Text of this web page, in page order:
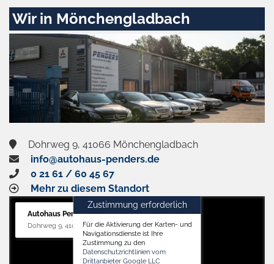
Zustimmen
und
aktivieren
Wir in Mönchengladbach
Dohrweg 9, 41066 Mönchengladbach
info@autohaus-penders.de
0 21 61 / 60 45 67
Mehr zu diesem Standort
Autohaus Penders (Service)
Dohrweg 9, 41066 Mönchengladbach
Zustimmung erforderlich
Für die Aktivierung der Karten- und
Navigationsdienste ist Ihre
Zustimmung zu den
Datenschutzrichtlinien vom
Drittanbieter Google LLC